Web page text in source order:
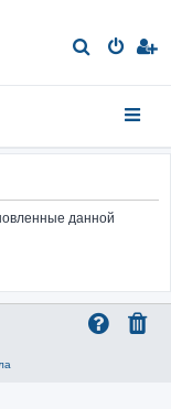
к
данной